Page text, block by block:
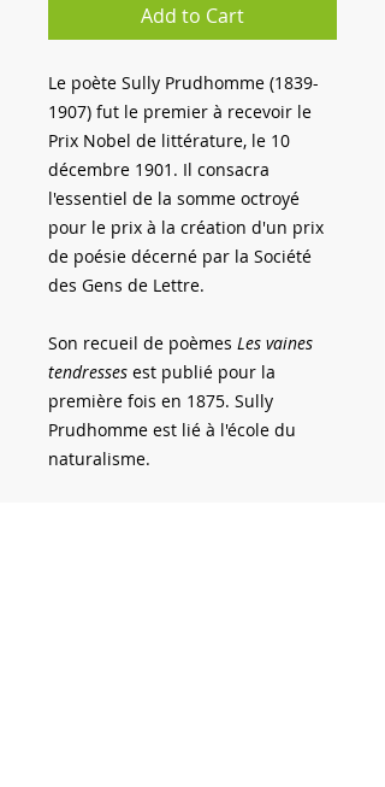
Add to Cart
Le poète Sully Prudhomme (1839-
1907) fut le premier à recevoir le
Prix Nobel de littérature, le 10
décembre 1901. Il consacra
l'essentiel de la somme octroyé
pour le prix à la création d'un prix
de poésie décerné par la Société
des Gens de Lettre.
Son recueil de poèmes Les vaines
tendresses est publié pour la
première fois en 1875. Sully
Prudhomme est lié à l'école du
naturalisme.